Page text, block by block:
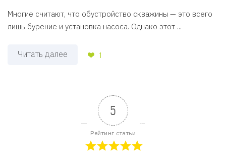
Многие считают, что обустройство скважины — это всего
лишь бурение и установка насоса. Однако этот ...
Читать далее 1
5
Рейтинг статьи